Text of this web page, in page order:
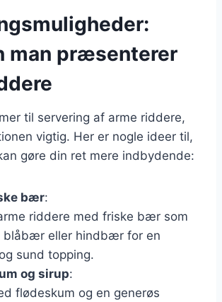
man præsenterer
til servering af arme riddere,
vigtig. Her er nogle ideer til,
gøre din ret mere indbydende:
bær:
riddere med friske bær som
eller hindbær for en
sund topping.
og sirup:
flødeskum og en generøs